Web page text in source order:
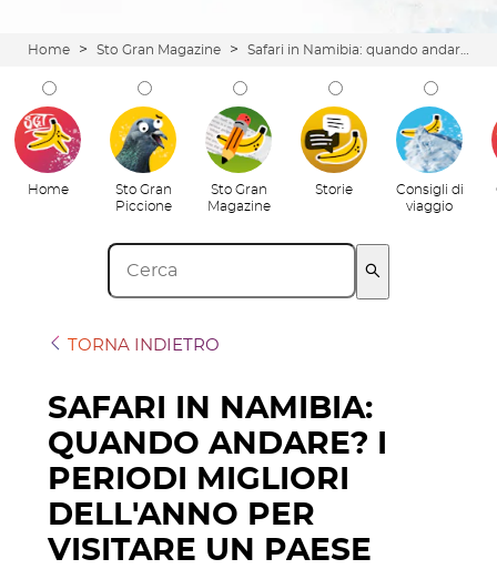
Home > Sto Gran Magazine >
Home
Sto Gran
Piccione
Sto Gran
Magazine
Storie
Consigli di
viaggio
TORNA INDIETRO
SAFARI IN NAMIBIA:
QUANDO ANDARE? I
PERIODI MIGLIORI
DELL'ANNO PER
VISITARE UN PAESE